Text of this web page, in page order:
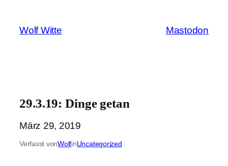
springen
Wolf Witte Mastodon
29.3.19: Dinge getan
März 29, 2019
Verfasst vonWolfinUncategorized